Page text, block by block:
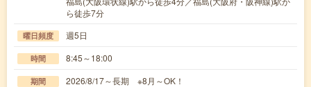
ら徒歩7分
曜日頻度 週5日
時間 8:45～18:00
期間 2026/8/17～長期 ※8月～OK！